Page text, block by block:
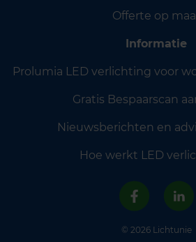
Offerte op
Informatie
Prolumia LED verlichting voor
Gratis Bespaarscan
Nieuwsberichten en
Hoe werkt LED
© 2026 Lichtunie